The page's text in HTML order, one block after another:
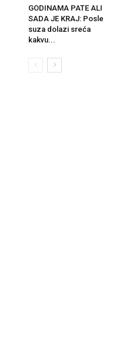
GODINAMA PATE ALI
SADA JE KRAJ: Posle
suza dolazi sreća
kakvu...